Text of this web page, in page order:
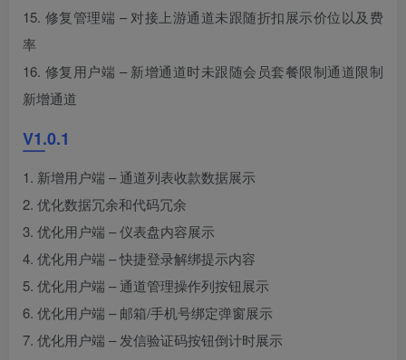
15. 修复管理端 – 对接上游通道未跟随折扣展示价位以及费
率
16. 修复用户端 – 新增通道时未跟随会员套餐限制通道限制
新增通道
V1.0.1
1. 新增用户端 – 通道列表收款数据展示
2. 优化数据冗余和代码冗余
3. 优化用户端 – 仪表盘内容展示
4. 优化用户端 – 快捷登录解绑提示内容
5. 优化用户端 – 通道管理操作列按钮展示
6. 优化用户端 – 邮箱/手机号绑定弹窗展示
7. 优化用户端 – 发信验证码按钮倒计时展示